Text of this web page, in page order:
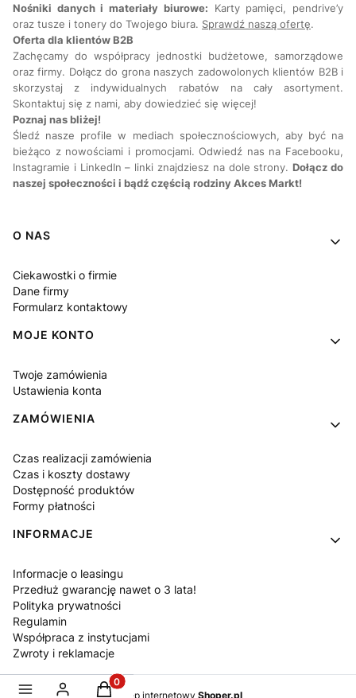
Nośniki danych i materiały biurowe: Karty pamięci, pendrive’y
oraz tusze i tonery do Twojego biura. Sprawdź naszą ofertę.
Oferta dla klientów B2B
Zachęcamy do współpracy jednostki budżetowe, samorządowe
oraz firmy. Dołącz do grona naszych zadowolonych klientów B2B i
skorzystaj z indywidualnych rabatów na cały asortyment.
Skontaktuj się z nami, aby dowiedzieć się więcej!
Poznaj nas bliżej!
Śledź nasze profile w mediach społecznościowych, aby być na
bieżąco z nowościami i promocjami. Odwiedź nas na Facebooku,
Instagramie i LinkedIn – linki znajdziesz na dole strony.Dołącz do
naszej społeczności i bądź częścią rodziny Akces Markt!
Linki w stopce
O NAS
Ciekawostki o firmie
Dane firmy
Formularz kontaktowy
MOJE KONTO
Twoje zamówienia
Ustawienia konta
ZAMÓWIENIA
Czas realizacji zamówienia
Czas i koszty dostawy
Dostępność produktów
Formy płatności
INFORMACJE
Informacje o leasingu
Przedłuż gwarancję nawet o 3 lata!
Polityka prywatności
Regulamin
Współpraca z instytucjami
Zwroty i reklamacje
Sklep internetowy Shoper.pl
Produkty w koszyku: 0. Zobacz szczegóły